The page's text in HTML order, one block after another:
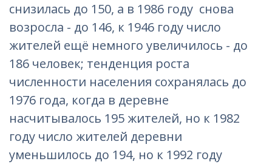
снизилась до 150, а в 1986 году снова
возросла - до 146, к 1946 году число
жителей ещё немного увеличилось - до
186 человек; тенденция роста
численности населения сохранялась до
1976 года, когда в деревне
насчитывалось 195 жителей, но к 1982
году число жителей деревни
уменьшилось до 194, но к 1992 году